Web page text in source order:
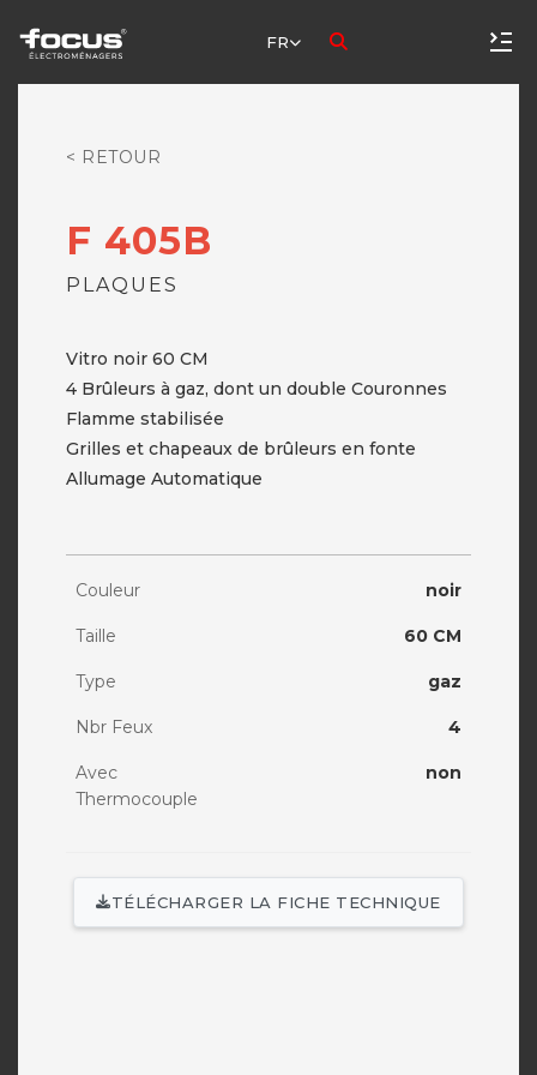
FR
< RETOUR
F 405B
PLAQUES
Vitro noir 60 CM
4 Brûleurs à gaz, dont un double Couronnes
Flamme stabilisée
Grilles et chapeaux de brûleurs en fonte
Allumage Automatique
Couleur noir
Taille 60 CM
Type gaz
Nbr Feux 4
Avec
Thermocouple
non
TÉLÉCHARGER LA FICHE TECHNIQUE